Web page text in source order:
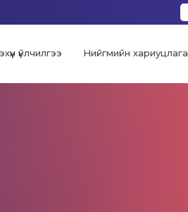
үйлчилгээ Нийгмийн хариуцлага